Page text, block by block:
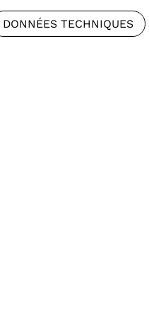
DONNÉES TECHNIQUES